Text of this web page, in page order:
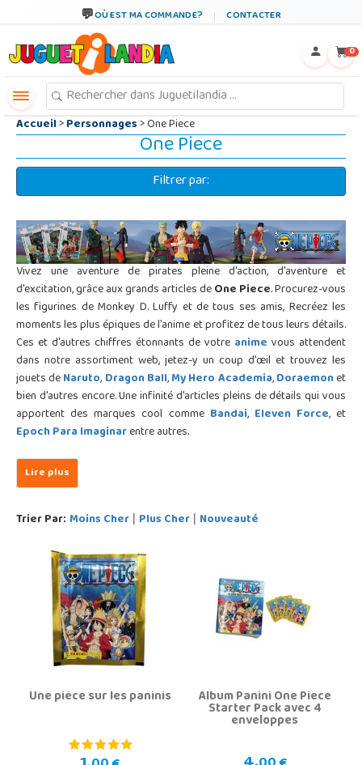
OÙ EST MA COMMANDE? CONTACTER
0
Accueil>Personnages> One Piece
One Piece
Filtrer par:
Vivez une aventure de pirates pleine d'action, d'aventure et
d'excitation, grâce aux grands articles deOne Piece. Procurez-vous
les figurines de Monkey D. Luffy et de tous ses amis, Recréez les
moments les plus épiques de l'anime et profitez de tous leurs détails.
Ces et d'autres chiffres étonnants de votre anime vous attendent
dans notre assortiment web, jetez-y un coup d'œil et trouvez les
jouets deNaruto,Dragon Ball,My Hero Academia,Doraemonet
bien d'autres encore. Une infinité d'articles pleins de détails qui vous
apportent des marques cool comme Bandai, Eleven Force, et
Epoch Para Imaginarentre autres.
Trier Par: Moins Cher | Plus Cher | Nouveauté
Une pièce sur les paninis Album Panini One Piece
Starter Pack avec 4
enveloppes